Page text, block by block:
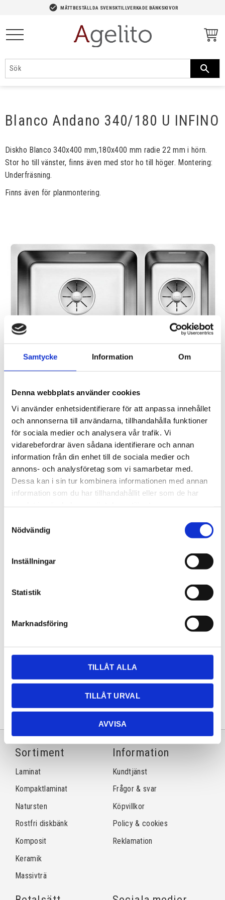
Samtycke Information Om
Denna webbplats använder cookies
Vi använder enhetsidentifierare för att anpassa innehållet
och annonserna till användarna, tillhandahålla funktioner
för sociala medier och analysera vår trafik. Vi
vidarebefordrar även sådana identifierare och annan
information från din enhet till de sociala medier och
annons- och analysföretag som vi samarbetar med.
Dessa kan i sin tur kombinera informationen med annan
information som du har tillhandahållit eller som de har
Nödvändig
Inställningar
Statistik
Marknadsföring
TILLÅT ALLA
TILLÅT URVAL
AVVISA
check_circle MÅTTBESTÄLLDA SVENSKTILLVERKADE BÄNKSKIVOR
Blanco Andano 340/180 U INFINO
Diskho Blanco 340x400 mm,180x400 mm radie 22 mm i hörn.
Stor ho till vänster, finns även med stor ho till höger. Montering:
Underfräsning.
Finns även för planmontering.
7-10 vardagar
Läs mer
sverigeblanco.se/produkt/blanco-
andano-340-180-u-hoger/
Dela med dig
Facebook
TwitterLinkedInPinterest
Sortiment
Laminat
Kompaktlaminat
Natursten
Rostfri diskbänk
Komposit
Keramik
Massivträ
Information
Kundtjänst
Frågor & svar
Köpvillkor
Policy & cookies
Reklamation